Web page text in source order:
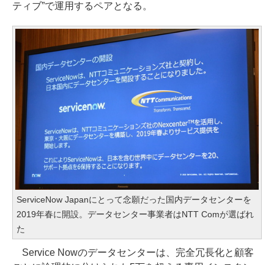
ティブ”で運用するペアとなる。
ServiceNow Japanにとって念願だった国内データセンターを
2019年春に開設。データセンター事業者はNTT Comが選ばれ
た
Service Nowのデータセンターは、完全冗長化と顧客